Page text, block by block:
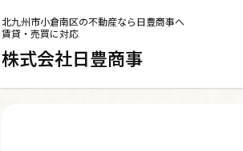
北九州市小倉南区の不動産なら日豊商事へ
賃貸・売買に対応
株式会社日豊商事